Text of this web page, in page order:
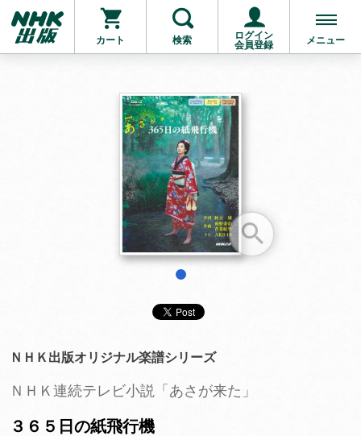
カート 検索
ログイン
会員登録
メニュー
お支払いに進む
他にも商品を買う
ＮＨＫ出版オリジナル楽譜シリーズ
ＮＨＫ連続テレビ小説「あさが来た」
３６５日の紙飛行機